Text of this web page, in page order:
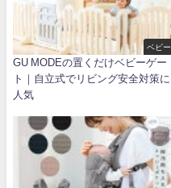
ベビー
GU MODEの置くだけベビーゲー
ト｜自立式でリビング安全対策に
人気